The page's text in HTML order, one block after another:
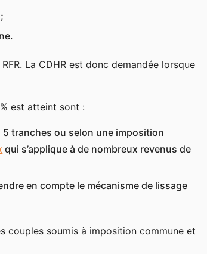
La CDHR est donc demandée lorsque
est atteint sont :
5 tranches ou selon une imposition
qui s’applique à de nombreux revenus de
en compte le mécanisme de lissage
couples soumis à imposition commune et